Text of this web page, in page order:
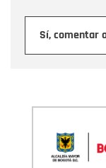
Sí, comentar